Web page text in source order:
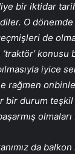
bir iktidar
O
de
iyice
rağmen
bir durum
da